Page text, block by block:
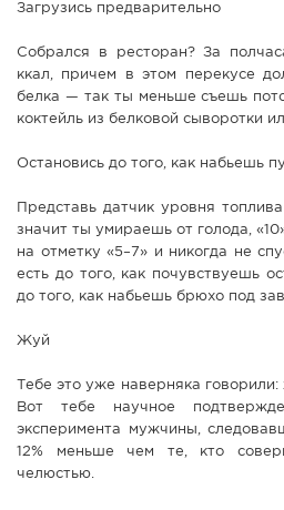
КАМЕРЫ
СТАТЬИ
ГОЛОСОВАНИЯ
ФОТО
Загрузись предварительно
Собрался в ресторан? За
ккал, причем в этом перекусе
белка — так ты меньше съешь
коктейль из белковой сыворотки
Остановись до того, как набьешь
Представь датчик уровня
значит ты умираешь от голода,
на отметку «5–7» и никогда не
есть до того, как почувствуешь
до того, как набьешь брюхо под
Жуй
Тебе это уже наверняка
Вот тебе научное
эксперимента мужчины,
12% меньше чем те, кто
челюстью.